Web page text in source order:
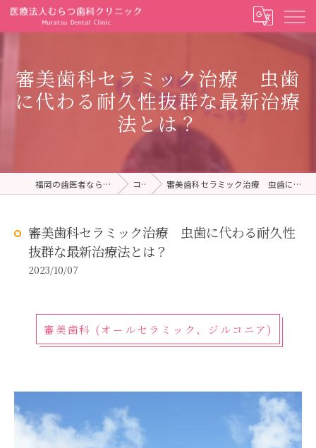
審美歯科セラミック治療 虫歯
に代わる耐久性抜群な最新治療
法とは？
福岡の歯医者ならむらつ歯科クリニック コラム 審美歯科セラミック治療 虫歯に代わる耐久性抜群な最新治療法とは？
審美歯科セラミック治療 虫歯に代わる耐久性
抜群な最新治療法とは？
2023/10/07
審美歯科 (オールセラミック、ジルコニア)